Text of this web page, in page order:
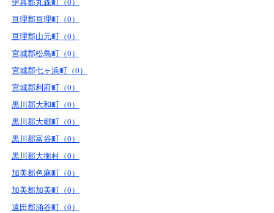
伊具郡丸森町（0）
亘理郡亘理町（0）
亘理郡山元町（0）
宮城郡松島町（0）
宮城郡七ヶ浜町（0）
宮城郡利府町（0）
黒川郡大和町（0）
黒川郡大郷町（0）
黒川郡富谷町（0）
黒川郡大衡村（0）
加美郡色麻町（0）
加美郡加美町（0）
遠田郡涌谷町（0）